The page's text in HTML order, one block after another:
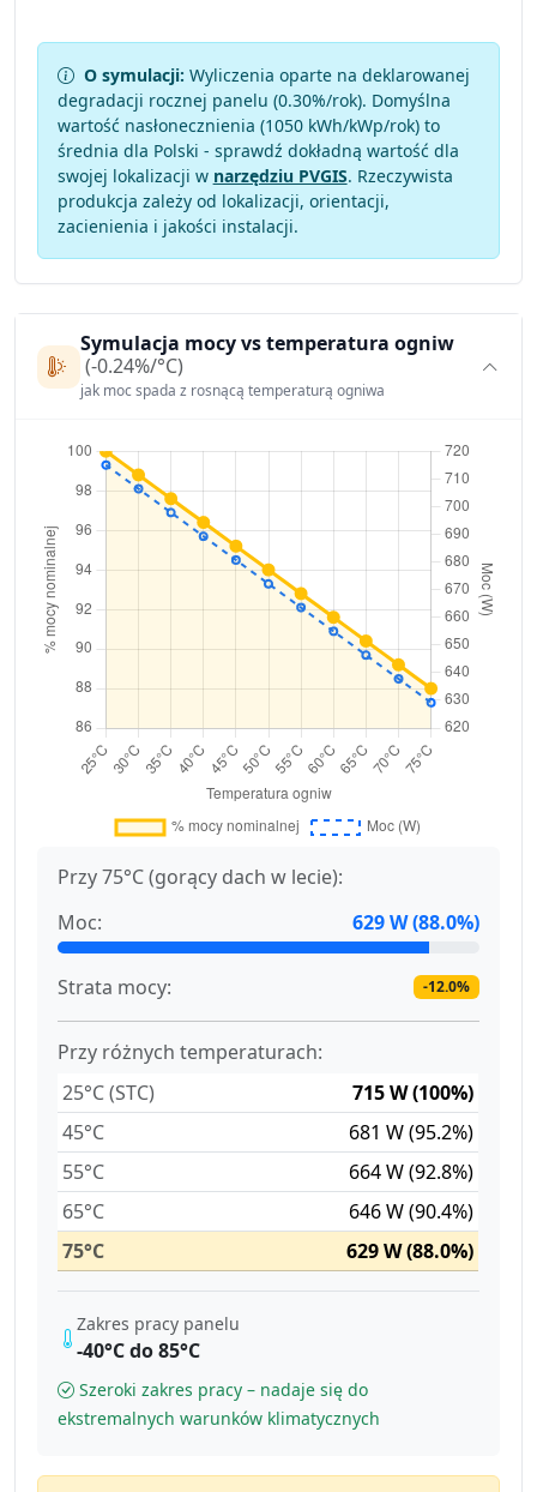
O symulacji: Wyliczenia oparte na deklarowanej
degradacji rocznej panelu (0.30%/rok). Domyślna
wartość nasłonecznienia (1050 kWh/kWp/rok) to
średnia dla Polski - sprawdź dokładną wartość dla
swojej lokalizacji w narzędziu PVGIS. Rzeczywista
produkcja zależy od lokalizacji, orientacji,
zacienienia i jakości instalacji.
Symulacja mocy vs temperatura ogniw
(-0.24%/°C)
jak moc spada z rosnącą temperaturą ogniwa
Przy 75°C (gorący dach w lecie):
Moc:
629 W (88.0%)
Strata mocy: -12.0%
Przy różnych temperaturach:
25°C (STC)
715 W (100%)
45°C
681 W (95.2%)
55°C
664 W (92.8%)
65°C
646 W (90.4%)
75°C
629 W (88.0%)
Zakres pracy panelu
-40°C do 85°C
Szeroki zakres pracy – nadaje się do
ekstremalnych warunków klimatycznych